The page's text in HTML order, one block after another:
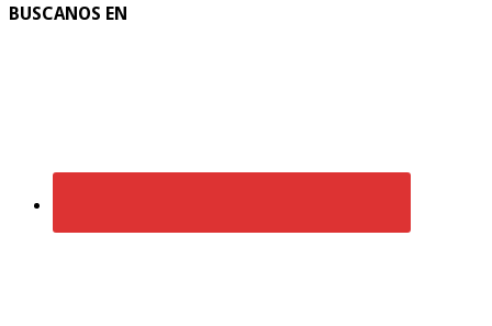
BUSCANOS EN